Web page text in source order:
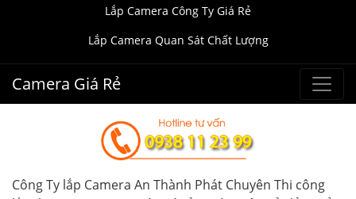
Lắp Camera Công Ty Giá Rẻ
Lắp Camera Quan Sát Chất Lượng
Camera Giá Rẻ
Công Ty lắp Camera An Thành Phát Chuyên Thi công